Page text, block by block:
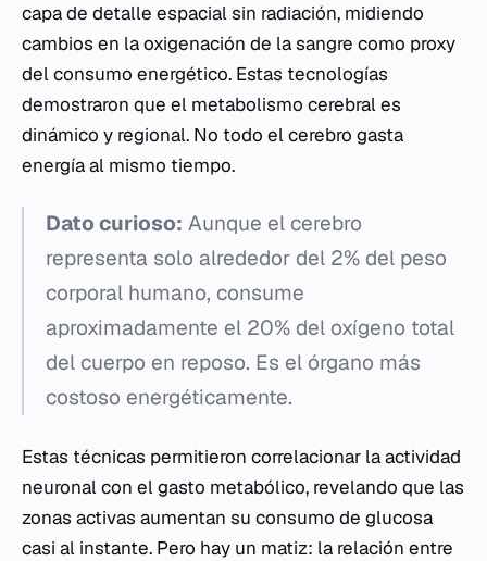
capa de detalle espacial sin radiación, midiendo
cambios en la oxigenación de la sangre como proxy
del consumo energético. Estas tecnologías
demostraron que el metabolismo cerebral es
dinámico y regional. No todo el cerebro gasta
energía al mismo tiempo.
Dato curioso: Aunque el cerebro
representa solo alrededor del 2% del peso
corporal humano, consume
aproximadamente el 20% del oxígeno total
del cuerpo en reposo. Es el órgano más
costoso energéticamente.
Estas técnicas permitieron correlacionar la actividad
neuronal con el gasto metabólico, revelando que las
zonas activas aumentan su consumo de glucosa
casi al instante. Pero hay un matiz: la relación entre